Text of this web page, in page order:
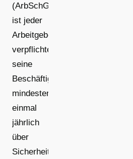
(ArbSchG)
ist jeder
Arbeitgeber
verpflichtet,
seine
Beschäftigten
mindestens
einmal
jährlich
über
Sicherheit